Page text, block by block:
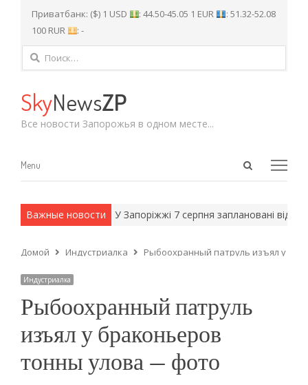
Приватбанк: ($) 1 USD : 44.50-45.05 1 EUR
: 51.32-52.08
100 RUR
: -
Найти:
SkyNewsZP
Все новости Запорожья в одном месте...
Open
Menu
Menu
Важные новости
армейские методы. У Запоріжжі 7 серпня заплановані
Домой Индустриалка Рыбоохранный патруль изъял у
Индустриалка
Рыбоохранный патруль
изъял у браконьеров
тонны улова — фото